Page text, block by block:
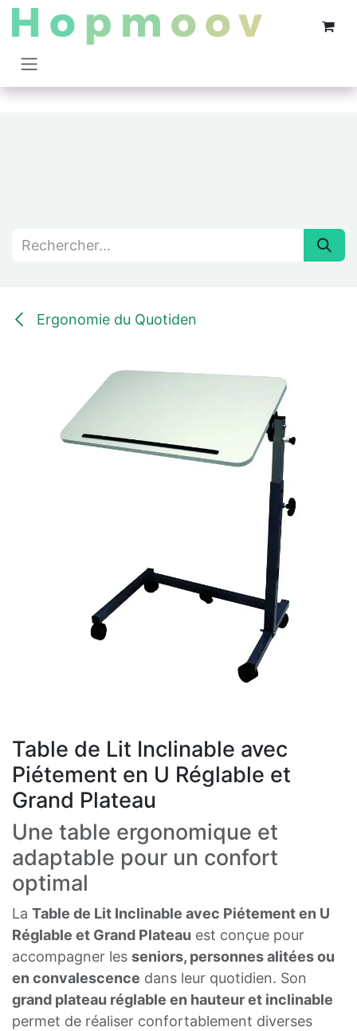
Se rendre au contenu
Ergonomie du Quotiden
Table de Lit Inclinable avec
Piétement en U Réglable et
Grand Plateau
Une table ergonomique et
adaptable pour un confort
optimal
La Table de Lit Inclinable avec Piétement en U
Réglable et Grand Plateau est conçue pour
accompagner les seniors, personnes alitées ou
en convalescence dans leur quotidien. Son
grand plateau réglable en hauteur et inclinable
permet de réaliser confortablement diverses